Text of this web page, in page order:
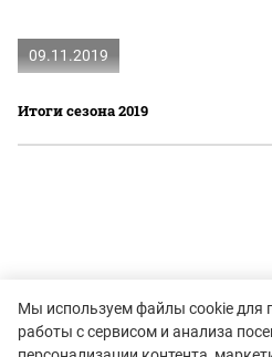
09.11.2019
Итоги сезона 2019
Мы используем файлы cookie для
работы с сервисом и анализа